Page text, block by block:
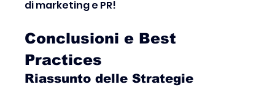
di marketing e PR!
Conclusioni e Best
Practices
Riassunto delle Strategie